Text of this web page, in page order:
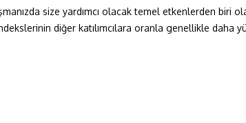
size yardımcı olacak temel etkenlerden biri
diğer katılımcılara oranla genellikle daha